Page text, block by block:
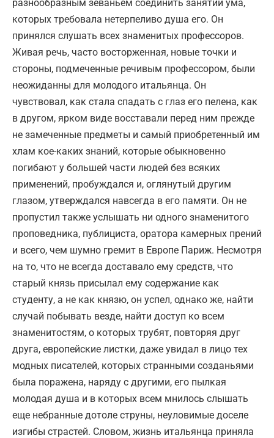
разнообразным зеваньем соединить занятий ума,
которых требовала нетерпеливо душа его. Он
принялся слушать всех знаменитых профессоров.
Живая речь, часто восторженная, новые точки и
стороны, подмеченные речивым профессором, были
неожиданны для молодого итальянца. Он
чувствовал, как стала спадать с глаз его пелена, как
в другом, ярком виде восставали перед ним прежде
не замеченные предметы и самый приобретенный им
хлам кое-каких знаний, которые обыкновенно
погибают у большей части людей без всяких
применений, пробуждался и, оглянутый другим
глазом, утверждался навсегда в его памяти. Он не
пропустил также услышать ни одного знаменитого
проповедника, публициста, оратора камерных прений
и всего, чем шумно гремит в Европе Париж. Несмотря
на то, что не всегда доставало ему средств, что
старый князь присылал ему содержание как
студенту, а не как князю, он успел, однако же, найти
случай побывать везде, найти доступ ко всем
знаменитостям, о которых трубят, повторяя друг
друга, европейские листки, даже увидал в лицо тех
модных писателей, которых странными созданьями
была поражена, наряду с другими, его пылкая
молодая душа и в которых всем мнилось слышать
еще небранные дотоле струны, неуловимые доселе
изгибы страстей. Словом, жизнь итальянца приняла